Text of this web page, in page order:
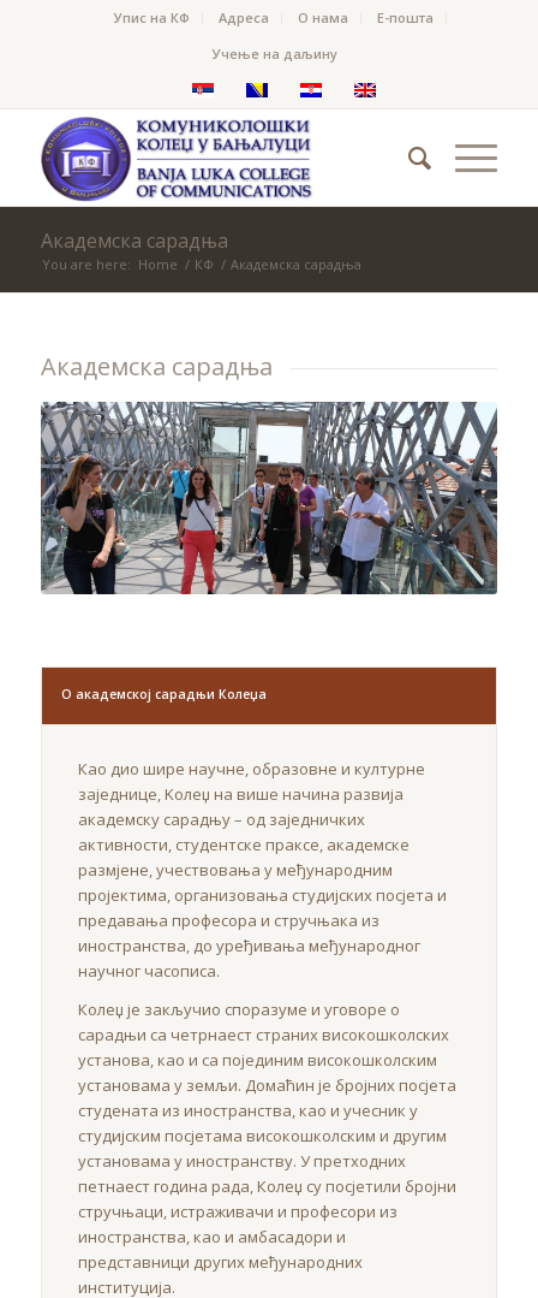
Упис на КФ Адреса О нама
Е-пошта
Учење на даљину
Академска сарадња
You are here: Home / КФ / Академска сарадња
Академска сарадња
О академској сарадњи Колеџа
Као дио шире научне, образовне и културне
заједнице, Kолеџ на више начина развија
академску сарадњу – од заједничких
активности, студентске праксе, академске
размјене, учествовања у међународним
пројектима, организовања студијских посјета и
предавања професора и стручњака из
иностранства, до уређивања међународног
научног часописа.
Колеџ је закључио споразуме и уговоре о
сарадњи са четрнаест страних високошколских
установа, као и са појединим високошколским
установама у земљи. Домаћин је бројних посјета
студената из иностранства, као и учесник у
студијским посјетама високошколским и другим
установама у иностранству. У претходних
петнаест година рада, Колеџ су посјетили бројни
стручњаци, истраживачи и професори из
иностранства, као и амбасадори и
представници других међународних
институција.